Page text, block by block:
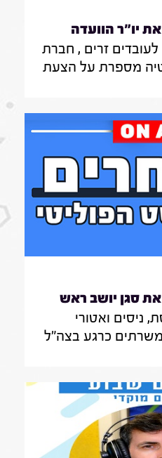
יו"ר הוועדה
הכנסת אתי חווה
זרים , חברת
מספרת על הצעת
עובד זר בסיעוד לבני 85 ומעלה ומה מניע
את סגן יושב ראש
ניסים ואטורי
משרתים כרגע בצה"ל
הבאה